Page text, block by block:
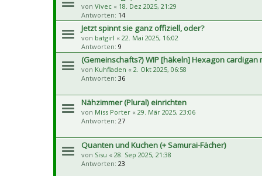
von Vivec « 18. Dez 2025, 21:29
Antworten: 14
Jetzt spinnt sie ganz offiziell, oder?
von batgirl « 22. Mai 2025, 16:02
Antworten: 9
(Gemeinschafts?) WIP [häkeln] Hexagon cardigan
von Kuhfladen « 2. Okt 2025, 06:58
Antworten: 36
Nähzimmer (Plural) einrichten
von Miss Porter « 29. Mär 2025, 23:06
Antworten: 27
Quanten und Kuchen (+ Samurai-Fächer)
von Sisu « 28. Sep 2025, 21:38
Antworten: 23